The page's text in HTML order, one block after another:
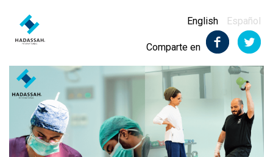
English Español
Comparte en